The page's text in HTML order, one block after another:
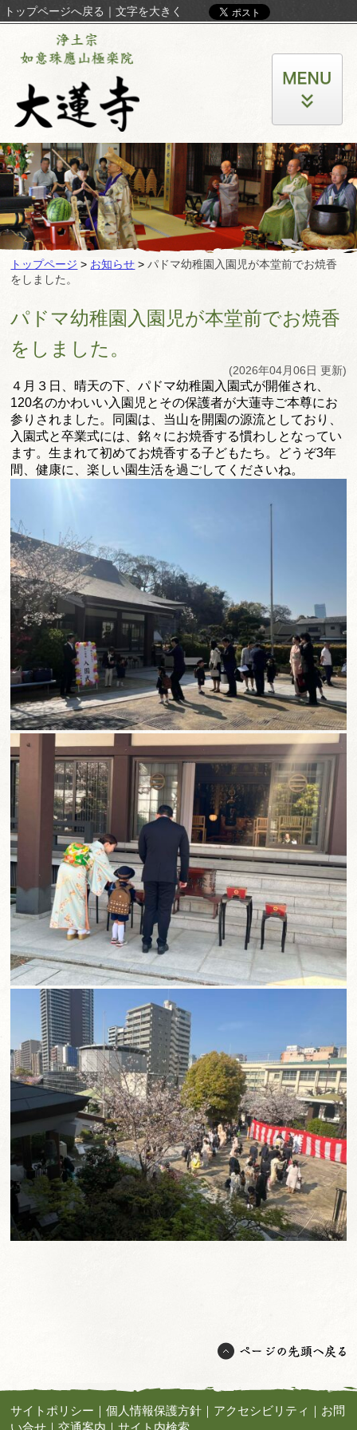
トップページへ戻る ｜ 文字を大きく
トップページ > お知らせ >パドマ幼稚園入園児が本堂前でお焼香
をしました。
パドマ幼稚園入園児が本堂前でお焼香
をしました。
(2026年04月06日 更新)
４月３日、晴天の下、パドマ幼稚園入園式が開催され、
120名のかわいい入園児とその保護者が大蓮寺ご本尊にお
参りされました。同園は、当山を開園の源流としており、
入園式と卒業式には、銘々にお焼香する慣わしとなってい
ます。生まれて初めてお焼香する子どもたち。どうぞ3年
間、健康に、楽しい園生活を過ごしてくださいね。
サイトポリシー ｜個人情報保護方針 ｜ アクセシビリティ ｜ お問
い合せ ｜交通案内 ｜サイト内検索